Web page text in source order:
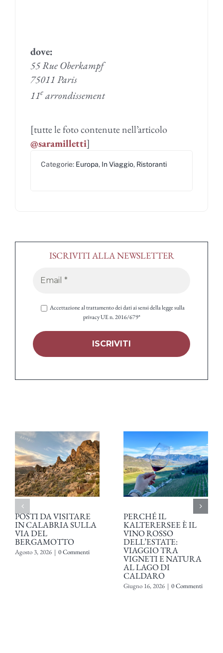
dove:
55 Rue Oberkampf
75011 Paris
11earrondissement
[tutte le foto contenute nell’articolo
@saramilletti]
Categorie: Europa, In Viaggio, Ristoranti
ISCRIVITI ALLA NEWSLETTER
Accettazione al trattamento dei dati ai sensi della legge sulla
privacy UE n. 2016/679*
POSTI DA VISITARE
IN CALABRIA SULLA
VIA DEL
BERGAMOTTO
Agosto 3, 2026 | 0 Commenti
PERCHÉ IL
KALTERERSEE È IL
VINO ROSSO
DELL’ESTATE:
VIAGGIO TRA
VIGNETI E NATURA
AL LAGO DI
CALDARO
Giugno 16, 2026 | 0 Commenti